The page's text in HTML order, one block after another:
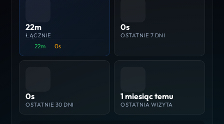
22m
ŁĄCZNIE
22m 0s
0s
OSTATNIE 7 DNI
0s
OSTATNIE 30 DNI
1 miesiąc temu
OSTATNIA WIZYTA